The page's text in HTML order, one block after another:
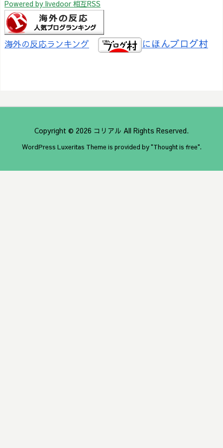
Powered by livedoor 相互RSS
海外の反応ランキング にほんブログ村
Copyright © 2026 コリアル All Rights Reserved.
WordPress Luxeritas Theme is provided by "Thought is free".